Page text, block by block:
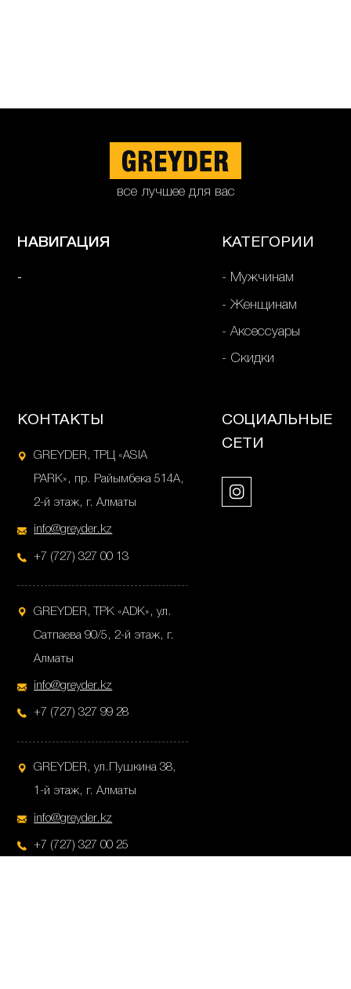
все лучшее для вас
НАВИГАЦИЯ КАТЕГОРИИ
Мужчинам
Женщинам
Аксессуары
Скидки
КОНТАКТЫ
GREYDER, ТРЦ «ASIA
PARK», пр. Райымбека 514А,
2-й этаж, г. Алматы
info@greyder.kz
+7 (727) 327 00 13
GREYDER, ТРК «ADK», ул.
Сатпаева 90/5, 2-й этаж, г.
Алматы
info@greyder.kz
+7 (727) 327 99 28
GREYDER, ул.Пушкина 38,
1-й этаж, г. Алматы
info@greyder.kz
+7 (727) 327 00 25
СОЦИАЛЬНЫЕ
СЕТИ